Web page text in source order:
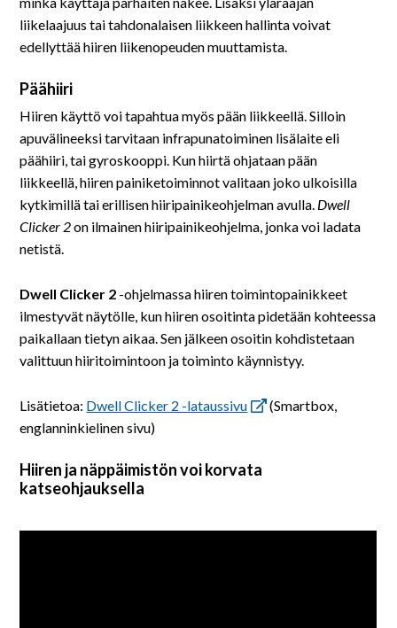
liikelaajuus tai tahdonalaisen liikkeen hallinta voivat
edellyttää hiiren liikenopeuden muuttamista.
Päähiiri
Hiiren käyttö voi tapahtua myös pään liikkeellä. Silloin
apuvälineeksi tarvitaan infrapunatoiminen lisälaite eli
päähiiri, tai gyroskooppi. Kun hiirtä ohjataan pään
liikkeellä, hiiren painiketoiminnot valitaan joko ulkoisilla
kytkimillä tai erillisen hiiripainikeohjelman avulla. Dwell
Clicker 2on ilmainen hiiripainikeohjelma, jonka voi ladata
netistä.
Dwell Clicker 2 -ohjelmassa hiiren toimintopainikkeet
ilmestyvät näytölle, kun hiiren osoitinta pidetään kohteessa
paikallaan tietyn aikaa. Sen jälkeen osoitin kohdistetaan
valittuun hiiritoimintoon ja toiminto käynnistyy.
Lisätietoa: Dwell Clicker 2 -lataussivu
(Smartbox,
englanninkielinen sivu)
Hiiren ja näppäimistön voi korvata
katseohjauksella